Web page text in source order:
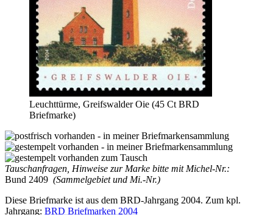
Leuchttürme, Greifswalder Oie (45 Ct BRD
Briefmarke)
Tauschanfragen, Hinweise zur Marke bitte mit Michel-Nr.:
Bund 2409 (Sammelgebiet und Mi.-Nr.)
Diese Briefmarke ist aus dem BRD-Jahrgang 2004. Zum kpl.
Jahrgang: BRD Briefmarken 2004